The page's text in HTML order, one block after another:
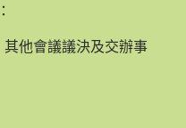
他會議議決及交辦事